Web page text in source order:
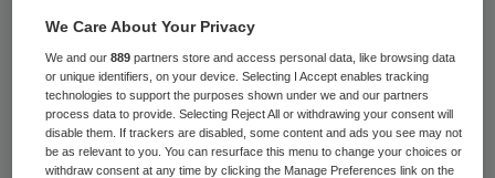
Medisch Centrum worden de komende
maand vervangen door nieuwe hoog-laag
bedden. Het comfortabele hoog-laagbed
biedt voordelen voor patiënten en
medewerkers, volgens het ziekenhuis.
We Care About Your Privacy
We and our889 partners store and access personal data, like browsing data
or unique identifiers, on your device. Selecting I Accept enables tracking
technologies to support the purposes shown under we and our partners
process data to provide. Selecting Reject All or withdrawing your consent will
disable them. If trackers are disabled, some content and ads you see may not
be as relevant to you. You can resurface this menu to change your choices or
withdraw consent at any time by clicking the Manage Preferences link on the